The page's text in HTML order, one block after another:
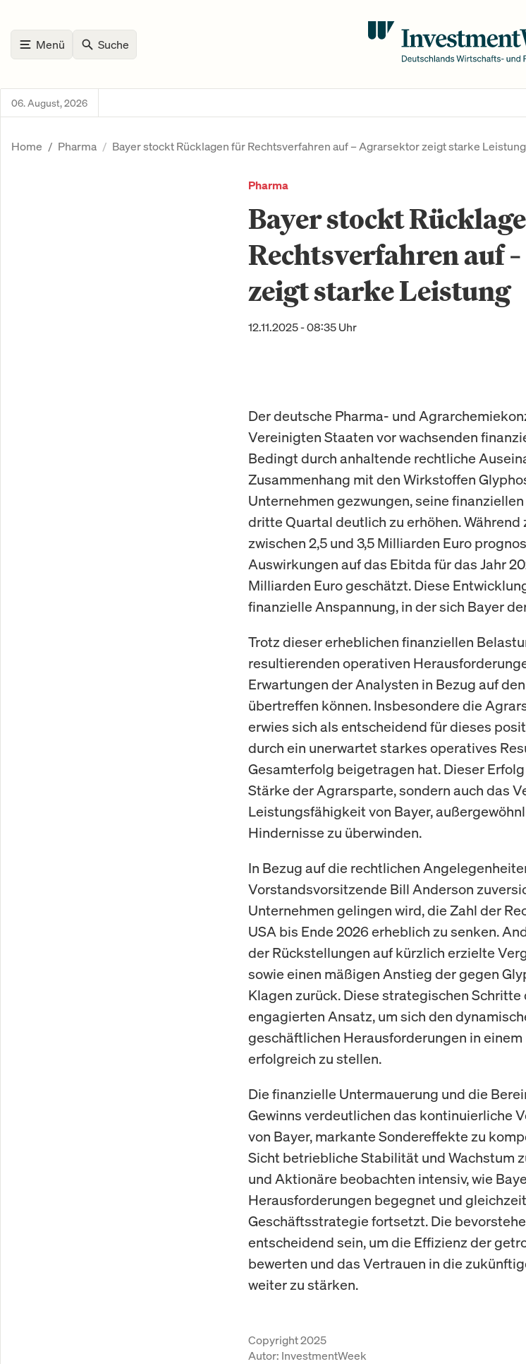
Menü Suche
06. August, 2026
Home Pharma Bayer stockt Rücklagen für Rechtsverfahren auf – Agrarsektor zeigt starke Leistung
Pharma
Bayer stockt
Rechtsverfahren auf
zeigt starke Leistung
12.11.2025 - 08:35 Uhr
Der deutsche Pharma- und
Vereinigten Staaten vor wachsenden
Bedingt durch anhaltende rechtliche
Zusammenhang mit den Wirkstoffen
Unternehmen gezwungen, seine
dritte Quartal deutlich zu erhöhen. Während
zwischen 2,5 und 3,5 Milliarden Euro
Auswirkungen auf das Ebitda für das Jahr
Milliarden Euro geschätzt. Diese
finanzielle Anspannung, in der sich Bayer
Trotz dieser erheblichen finanziellen
resultierenden operativen
Erwartungen der Analysten in Bezug auf
übertreffen können. Insbesondere die
erwies sich als entscheidend für dieses
durch ein unerwartet starkes operatives
Gesamterfolg beigetragen hat. Dieser
Stärke der Agrarsparte, sondern auch das
Leistungsfähigkeit von Bayer,
Hindernisse zu überwinden.
In Bezug auf die rechtlichen
Vorstandsvorsitzende Bill Anderson
Unternehmen gelingen wird, die Zahl der
USA bis Ende 2026 erheblich zu senken.
der Rückstellungen auf kürzlich erzielte
sowie einen mäßigen Anstieg der gegen
Klagen zurück. Diese strategischen
engagierten Ansatz, um sich den
geschäftlichen Herausforderungen in
erfolgreich zu stellen.
Die finanzielle Untermauerung und die
Gewinns verdeutlichen das kontinuierliche
von Bayer, markante Sondereffekte zu
Sicht betriebliche Stabilität und Wachstum
und Aktionäre beobachten intensiv, wie
Herausforderungen begegnet und
Geschäftsstrategie fortsetzt. Die
entscheidend sein, um die Effizienz der
bewerten und das Vertrauen in die
weiter zu stärken.
Copyright 2025
Autor: InvestmentWeek